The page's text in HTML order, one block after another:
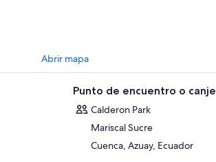
Abrir mapa
Punto de encuentro o canje
Calderon Park
Mariscal Sucre
Cuenca, Azuay, Ecuador